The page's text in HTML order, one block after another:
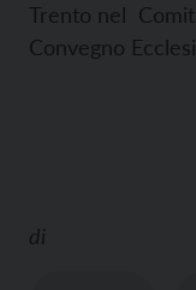
Trento nel
Convegno
di